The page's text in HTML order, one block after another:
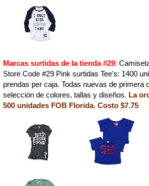
Marcas surtidas de la tienda #29:
Store Code #29 Pink surtidas Tee's: 1400
prendas per caja. Todas nuevas de primera
selección de colores, tallas y diseños. La
500 unidades FOB Florida. Costo $7.75